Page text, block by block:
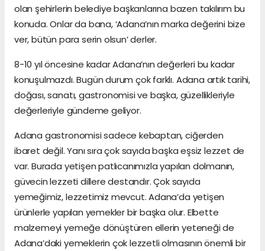
olan şehirlerin belediye başkanlarına bazen takılırım bu
konuda. Onlar da bana, ‘Adana’nın marka değerini bize
ver, bütün para serin olsun’ derler.
8-10 yıl öncesine kadar Adana’nın değerleri bu kadar
konuşulmazdı. Bugün durum çok farklı. Adana artık tarihi,
doğası, sanatı, gastronomisi ve başka, güzellikleriyle
değerleriyle gündeme geliyor.
Adana gastronomisi sadece kebaptan, ciğerden
ibaret değil. Yanı sıra çok sayıda başka eşsiz lezzet de
var. Burada yetişen patlıcanımızla yapılan dolmanın,
güvecin lezzeti dillere destandır. Çok sayıda
yemeğimiz, lezzetimiz mevcut. Adana’da yetişen
ürünlerle yapılan yemekler bir başka olur. Elbette
malzemeyi yemeğe dönüştüren ellerin yeteneği de
Adana’daki yemeklerin çok lezzetli olmasının önemli bir